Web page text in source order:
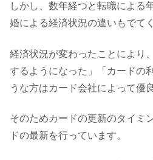
しかし、数年経つと転職による
婚による経済状況の違いもでて
経済状況が変わったことにより
するようになった」「カードの
うな方はカード会社によって優
そのためカードの更新のタイミ
ドの最新を行っています。